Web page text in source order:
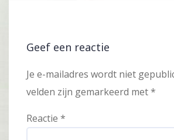
Geef een reactie
Je e-mailadres wordt niet
velden zijn gemarkeerd met*
Reactie *